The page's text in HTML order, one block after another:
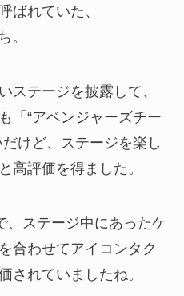
ばれていた、
。
ステージを披露して、
「“アベンジャーズチー
けど、ステージを楽し
高評価を得ました。
、ステージ中にあったケ
合わせてアイコンタク
されていましたね。